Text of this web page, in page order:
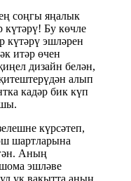
соңгы яңалык
Бу көчле
күтәрү эшләрен
итәр өчен
дизайн белән,
алып
кадәр бик күп
күрсәтеп,
шартларына
Аның
эшләве
ук вакытта аның